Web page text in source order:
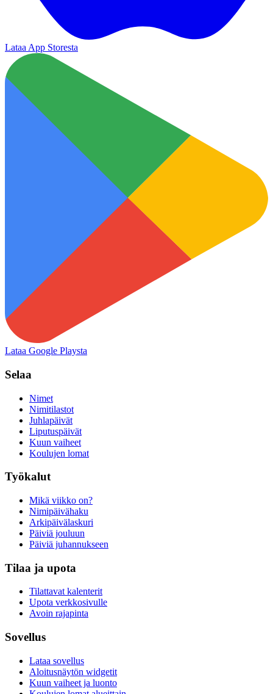
Lataa App Storesta
Lataa Google Playsta
Selaa
Nimet
Nimitilastot
Juhlapäivät
Liputuspäivät
Kuun vaiheet
Koulujen lomat
Työkalut
Mikä viikko on?
Nimipäivähaku
Arkipäivälaskuri
Päiviä jouluun
Päiviä juhannukseen
Tilaa ja upota
Tilattavat kalenterit
Upota verkkosivulle
Avoin rajapinta
Sovellus
Lataa sovellus
Aloitusnäytön widgetit
Kuun vaiheet ja luonto